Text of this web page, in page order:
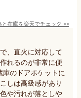
と在庫を楽天でチェック >>
、直火に対応して
れるのが非常に便
のドアポケットに
しは高級感があり
や汚れが落としや